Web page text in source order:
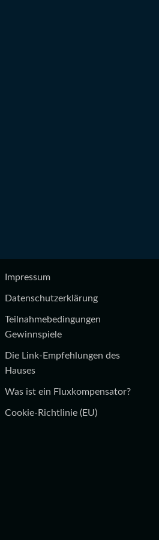
Impressum
Datenschutzerklärung
Teilnahmebedingungen
Gewinnspiele
Die Link-Empfehlungen des
Hauses
Was ist ein Fluxkompensator?
Cookie-Richtlinie (EU)